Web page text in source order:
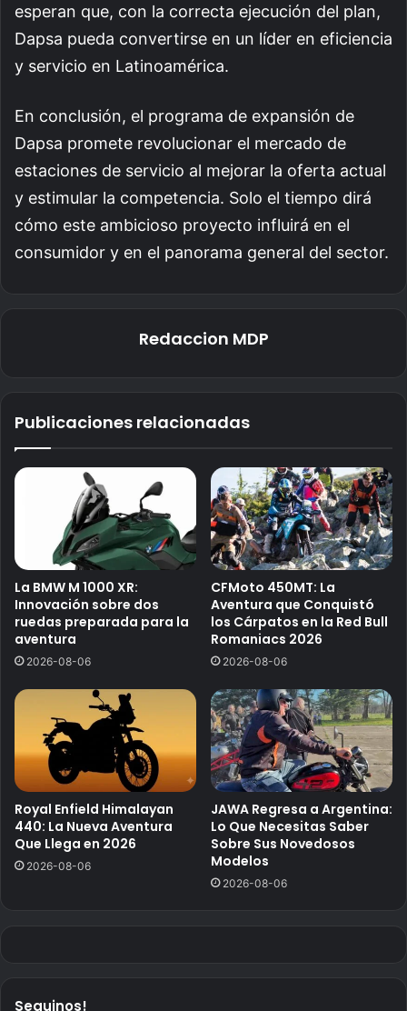
esperan que, con la correcta ejecución del plan,
Dapsa pueda convertirse en un líder en eficiencia
y servicio en Latinoamérica.
En conclusión, el programa de expansión de
Dapsa promete revolucionar el mercado de
estaciones de servicio al mejorar la oferta actual
y estimular la competencia. Solo el tiempo dirá
cómo este ambicioso proyecto influirá en el
consumidor y en el panorama general del sector.
Redaccion MDP
Publicaciones relacionadas
La BMW M 1000 XR:
Innovación sobre dos
ruedas preparada para la
aventura
2026-08-06
CFMoto 450MT: La
Aventura que Conquistó
los Cárpatos en la Red Bull
Romaniacs 2026
2026-08-06
Royal Enfield Himalayan
440: La Nueva Aventura
Que Llega en 2026
2026-08-06
JAWA Regresa a Argentina:
Lo Que Necesitas Saber
Sobre Sus Novedosos
Modelos
2026-08-06
Seguinos!